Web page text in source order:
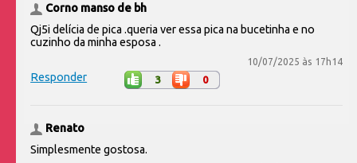
Corno manso de bh
Qj5i delícia de pica .queria ver essa pica na bucetinha e no
cuzinho da minha esposa .
10/07/2025 às 17h14
Responder 3 0
Renato
Simplesmente gostosa.